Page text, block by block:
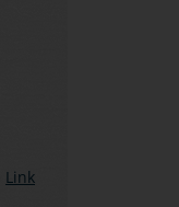
Link